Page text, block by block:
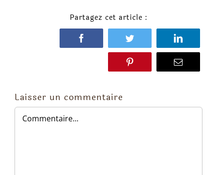
Partagez cet article :
Facebook Twitter LinkedIn
Pinterest Email
Laisser un commentaire
Commentaire